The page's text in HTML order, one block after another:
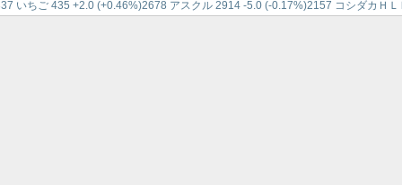
いちご 435 +2.0 (+0.46%)2678 アスクル 2914 -5.0 (-0.17%)2157 コシダカＨ